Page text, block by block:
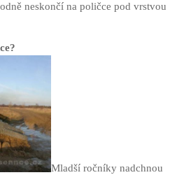
neskončí na poličce pod vrstvou
Mladší ročníky nadchnou